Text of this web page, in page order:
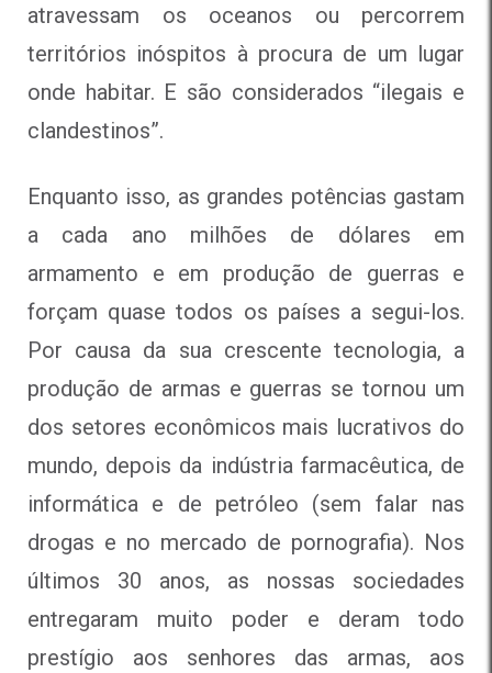
atravessam os oceanos ou percorrem
territórios inóspitos à procura de um lugar
onde habitar. E são considerados “ilegais e
clandestinos”.
Enquanto isso, as grandes potências gastam
a cada ano milhões de dólares em
armamento e em produção de guerras e
forçam quase todos os países a segui-los.
Por causa da sua crescente tecnologia, a
produção de armas e guerras se tornou um
dos setores econômicos mais lucrativos do
mundo, depois da indústria farmacêutica, de
informática e de petróleo (sem falar nas
drogas e no mercado de pornografia). Nos
últimos 30 anos, as nossas sociedades
entregaram muito poder e deram todo
prestígio aos senhores das armas, aos